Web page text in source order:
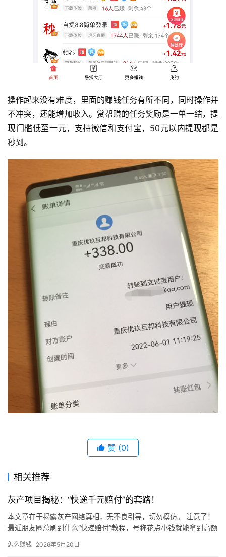
操作起来没有难度，里面的赚钱任务有所不同，同时操作并
不冲突，还能增加收入。赏帮赚的任务奖励是一单一结，提
现门槛低至一元，支持微信和支付宝，50元以内提现都是
秒到。
赞 (0)
相关推荐
灰产项目揭秘：“快递千元赔付”的套路！
本文章在于揭露灰产网络真相，无不良引导，切勿模仿。 注意了！
最近朋友圈总刷到什么“快递赔付”教程，号称花点小钱就能拿到高额
怎么赚钱 2026年5月20日